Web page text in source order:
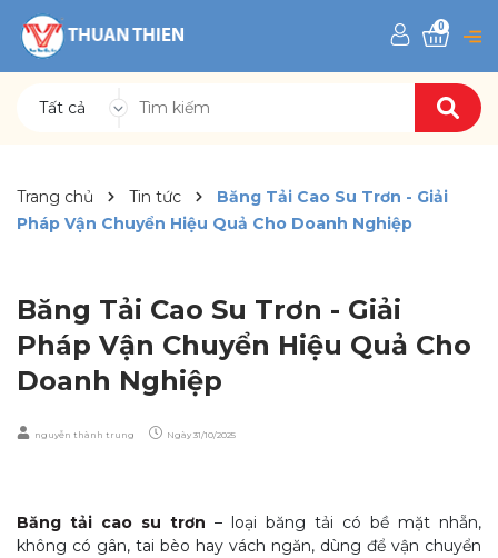
Tất cả
0
Trang chủ Tin tức
Băng Tải Cao Su Trơn - Giải
Pháp Vận Chuyển Hiệu Quả Cho Doanh Nghiệp
Băng Tải Cao Su Trơn - Giải
Pháp Vận Chuyển Hiệu Quả Cho
Doanh Nghiệp
nguyễn thành trung Ngày 31/10/2025
Băng tải cao su trơn – loại băng tải có bề mặt nhẵn,
không có gân, tai bèo hay vách ngăn, dùng để vận chuyển